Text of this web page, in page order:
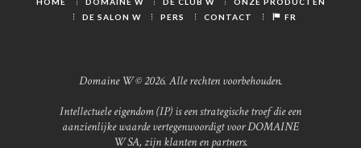
DE SALON W
PERS CONTACT FR
Domaine W © 2026. Alle rechten voorbehouden.
Intellectuele eigendom (IP) is een strategische troef die een
aanzienlijke waarde vertegenwoordigt voor DOMAINE
W SA, zijn klanten en partners.